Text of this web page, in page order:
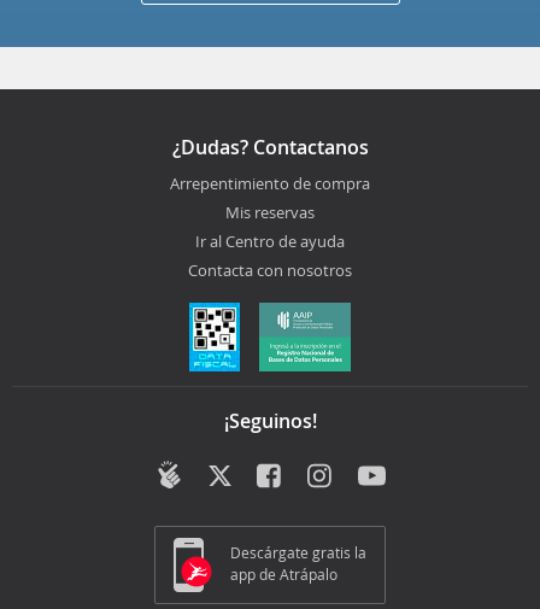
¿Dudas? Contactanos
Arrepentimiento de compra
Mis reservas
Ir al Centro de ayuda
Contacta con nosotros
¡Seguinos!
Descárgate gratis la
app de Atrápalo